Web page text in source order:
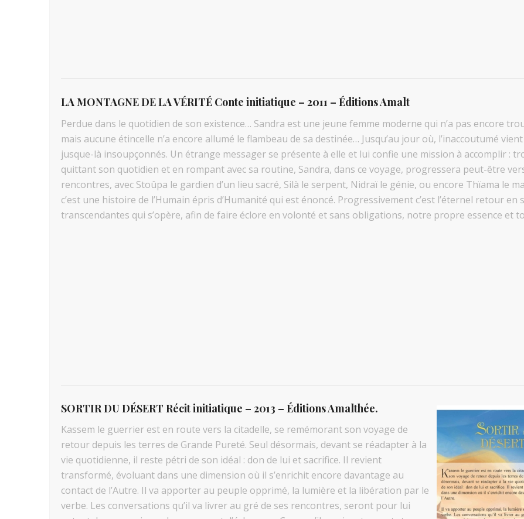
LA MONTAGNE DE LA VÉRITÉ Conte initiatique – 2011 – Éditions Amalt
Perdue dans le quotidien de son existence… Sandra est une jeune femme moderne qui n’a pas encore
mais aucune étincelle n’a encore allumé le flambeau de sa destinée… Jusqu’au jour où, l’inaccoutumé
jusque-là insoupçonnés. Un étrange messager se présente à elle et lui confie une mission à accomplir :
quittant son quotidien et en rompant avec sa routine, Sandra, dans ce voyage, progressera peut-être
rencontres, avec Stoûpa le gardien d’un lieu sacré, Silà le serpent, Nidraï le génie, ou encore Thïama le
c’est une histoire de l’Humain épris d’Humanité qui est énoncé. Progressivement c’est l’éternel retour
transcendantes qui s’opère, afin de faire éclore en volonté et sans obligations, notre propre essence et
SORTIR DU DÉSERT Récit initiatique – 2013 – Éditions Amalthée.
Kassem le guerrier est en route vers la citadelle, se remémorant son voyage de
retour depuis les terres de Grande Pureté. Seul désormais, devant se réadapter à la
vie quotidienne, il reste pétri de son idéal : don de lui et sacrifice. Il revient
transformé, évoluant dans une dimension où il s’enrichit encore davantage au
contact de l’Autre. Il va apporter au peuple opprimé, la lumière et la libération par le
verbe. Les conversations qu’il va livrer au gré de ses rencontres, seront pour lui